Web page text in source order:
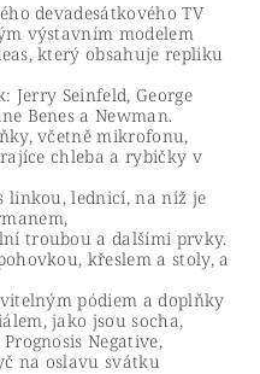
devadesátkového TV
výstavním modelem
který obsahuje repliku
Jerry Seinfeld, George
Benes a Newman.
včetně mikrofonu,
chleba a rybičky v
linkou, lednicí, na níž je
troubou a dalšími prvky.
křeslem a stoly, a
pódiem a doplňky
jako jsou socha,
Negative,
na oslavu svátku